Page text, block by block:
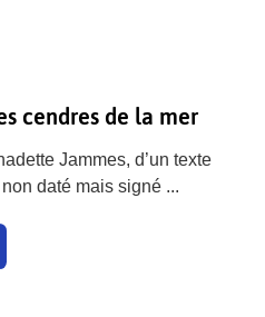
cendres de la mer
Jammes, d’un texte
daté mais signé ...